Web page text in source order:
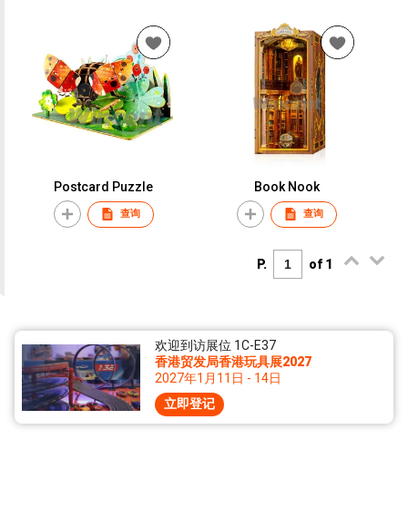
Postcard Puzzle
查询
Book Nook
查询
P. of 1
欢迎到访展位 1C-E37
香港贸发局香港玩具展2027
2027年1月11日 - 14日
立即登记